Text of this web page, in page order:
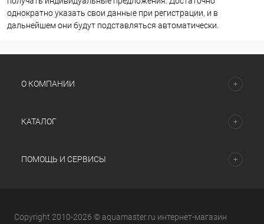
однократно указать свои данные при регистрации, и в
дальнейшем они будут подставляться автоматически.
О КОМПАНИИ
КАТАЛОГ
ПОМОЩЬ И СЕРВИСЫ
Copyright 2010-2026 © aquamaster.ru интернет-магазин